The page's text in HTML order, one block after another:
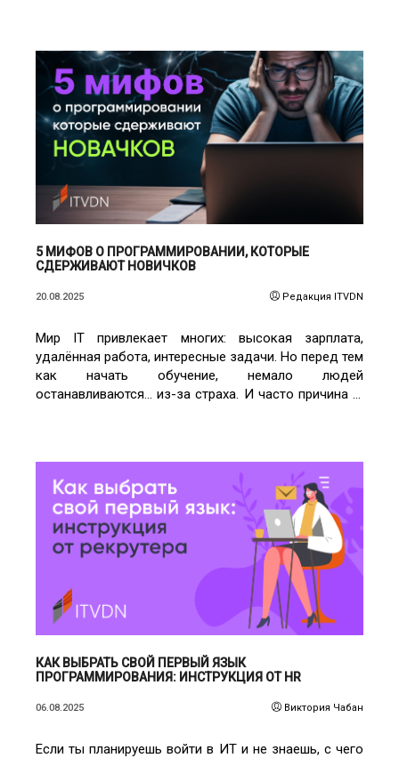
ЧИТАТЬ ПОДРОБНЕЕ
5 МИФОВ О ПРОГРАММИРОВАНИИ, КОТОРЫЕ
СДЕРЖИВАЮТ НОВИЧКОВ
20.08.2025 Редакция ITVDN
Мир IT привлекает многих: высокая зарплата,
удалённая работа, интересные задачи. Но перед тем
как начать обучение, немало людей
останавливаются… из-за страха. И часто причина —
ЧИТАТЬ ПОДРОБНЕЕ
КАК ВЫБРАТЬ СВОЙ ПЕРВЫЙ ЯЗЫК
ПРОГРАММИРОВАНИЯ: ИНСТРУКЦИЯ ОТ HR
06.08.2025 Виктория Чабан
Если ты планируешь войти в ИТ и не знаешь, с чего